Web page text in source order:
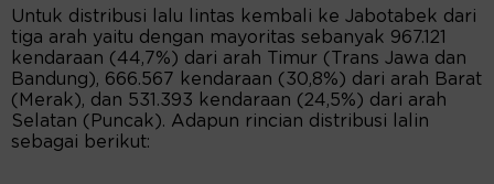
Untuk distribusi lalu lintas kembali ke Jabotabek dari
tiga arah yaitu dengan mayoritas sebanyak 967.121
kendaraan (44,7%) dari arah Timur (Trans Jawa dan
Bandung), 666.567 kendaraan (30,8%) dari arah Barat
(Merak), dan 531.393 kendaraan (24,5%) dari arah
Selatan (Puncak). Adapun rincian distribusi lalin
sebagai berikut: